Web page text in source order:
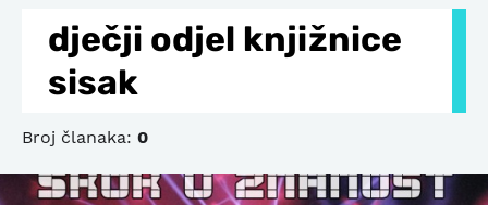
dječji odjel knjižnice
sisak
Broj članaka: 0